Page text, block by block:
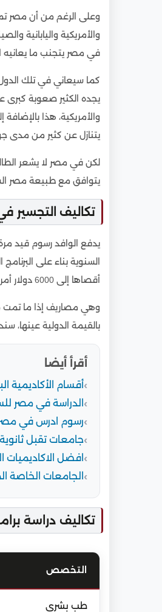
وعلى الرغم من أن مصر
والأمريكية واليابانية
في مصر يتجنب ما يعانيه
كما سيعاني في تلك الدول
يجده الكثير صعوبة كبرى
والأمريكية، هذا
يتنازل عن كثير من مدى
لكن في مصر لا يشعر
يتوافق مع طبيعة مصر
تكاليف التجسير
أقصاها إلى 6000 دولار أمريكي.
وهي مصاريف إذا ما تمت
بالقيمة الدولية عينها،
أقرأ أيضا
أقسام الأكاديمية
الدراسة في مصر
رسوم ادرس في
جامعات تقبل
افضل
الجامعات
تكاليف دراسة
التخصص
طب بشري